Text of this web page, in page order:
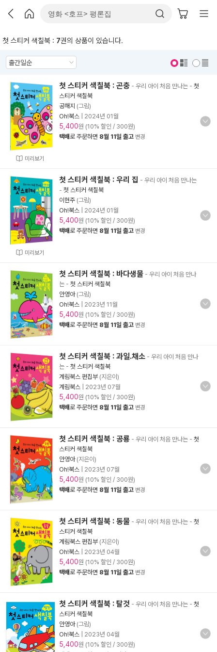
첫 스티커 색칠북 : 7권의 상품이 있습니다.
미리보기
첫 스티커 색칠북 : 곤충 - 우리 아이 처음 만나는 - 첫
스티커 색칠북
공해지 (그림)
Oh!북스
2024년 01월
5,400원 (10% 할인 / 300원)
택배로 주문하면 8월 11일 출고 변경
미리보기
첫 스티커 색칠북 : 우리 집 - 우리 아이 처음 만나는
- 첫 스티커 색칠북
이현주 (그림)
Oh!북스
2024년 01월
5,400원 (10% 할인 / 300원)
택배로 주문하면 8월 11일 출고 변경
첫 스티커 색칠북 : 바다생물 - 우리 아이 처음 만나
는 - 첫 스티커 색칠북
안영아(그림)
Oh!북스
2023년 11월
5,400원 (10% 할인 / 300원)
택배로 주문하면 8월 11일 출고 변경
첫 스티커 색칠북 : 과일.채소 - 우리 아이 처음 만나
는 - 첫 스티커 색칠북
계림북스 편집부 (지은이)
계림북스
2023년 07월
5,400원 (10% 할인 / 300원)
택배로 주문하면 8월 11일 출고 변경
첫 스티커 색칠북 : 공룡 - 우리 아이 처음 만나는 - 첫
스티커 색칠북
안영아(지은이)
Oh!북스
2023년 07월
5,400원 (10% 할인 / 300원)
택배로 주문하면 8월 11일 출고 변경
첫 스티커 색칠북 : 동물 - 우리 아이 처음 만나는 - 첫
스티커 색칠북
계림북스 편집부 (지은이)
Oh!북스
2023년 04월
5,400원 (10% 할인 / 300원)
택배로 주문하면 8월 11일 출고 변경
첫 스티커 색칠북 : 탈것 - 우리 아이 처음 만나는 - 첫
스티커 색칠북
안영아(그림)
Oh!북스
2023년 04월
5,400원 (10% 할인 / 300원)